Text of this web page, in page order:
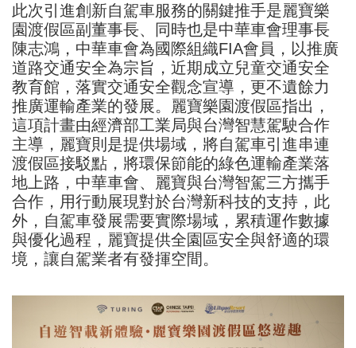
此次引進創新自駕車服務的關鍵推手是麗寶樂
園渡假區副董事長、同時也是中華車會理事長
陳志鴻，中華車會為國際組織FIA會員，以推廣
道路交通安全為宗旨，近期成立兒童交通安全
教育館，落實交通安全觀念宣導，更不遺餘力
推廣運輸產業的發展。麗寶樂園渡假區指出，
這項計畫由經濟部工業局與台灣智慧駕駛合作
主導，麗寶則是提供場域，將自駕車引進串連
渡假區接駁點，將環保節能的綠色運輸產業落
地上路，中華車會、麗寶與台灣智駕三方攜手
合作，用行動展現對於台灣新科技的支持，此
外，自駕車發展需要實際場域，累積運作數據
與優化過程，麗寶提供全園區安全與舒適的環
境，讓自駕業者有發揮空間。